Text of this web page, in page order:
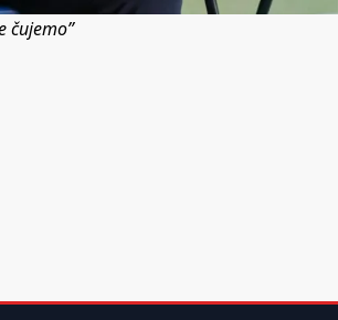
čujemo”